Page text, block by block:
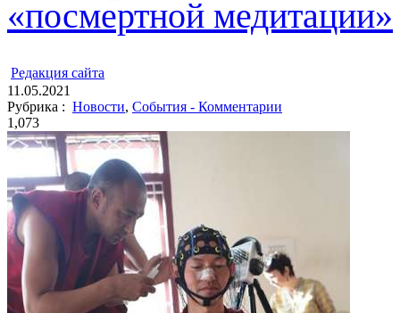
«посмертной медитации»
Редакция cайта
11.05.2021
Рубрика : Новости, События - Комментарии
1,073